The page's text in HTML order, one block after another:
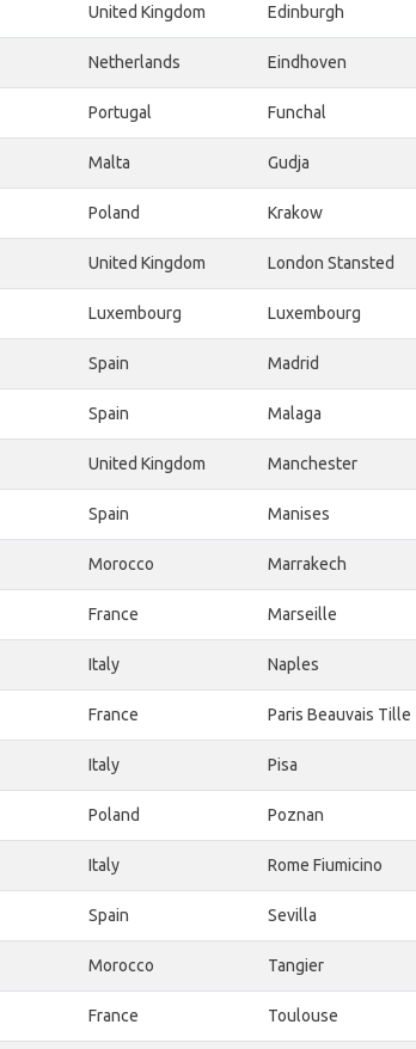
United Kingdom Edinburgh
Netherlands Eindhoven
Portugal Funchal
Malta Gudja
Poland Krakow
United Kingdom London Stansted
Luxembourg Luxembourg
Spain Madrid
Spain Malaga
United Kingdom Manchester
Spain Manises
Morocco Marrakech
France Marseille
Italy Naples
France Paris Beauvais Tille
Italy Pisa
Poland Poznan
Italy Rome Fiumicino
Spain Sevilla
Morocco Tangier
France Toulouse